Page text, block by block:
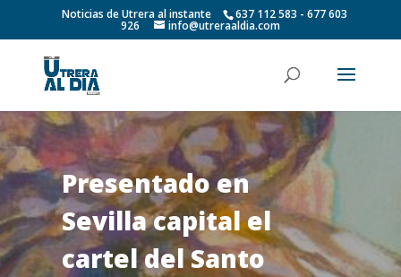
Noticias de Utrera al instante 637 112 583 - 677 603
926 info@utreraaldia.com
Presentado en
Sevilla capital el
cartel del Santo